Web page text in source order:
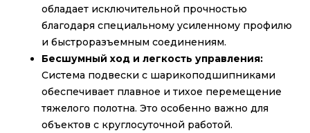
обладает исключительной прочностью
благодаря специальному усиленному профилю
и быстроразъемным соединениям.
Бесшумный ход и легкость управления:
Система подвески с шарикоподшипниками
обеспечивает плавное и тихое перемещение
тяжелого полотна. Это особенно важно для
объектов с круглосуточной работой.